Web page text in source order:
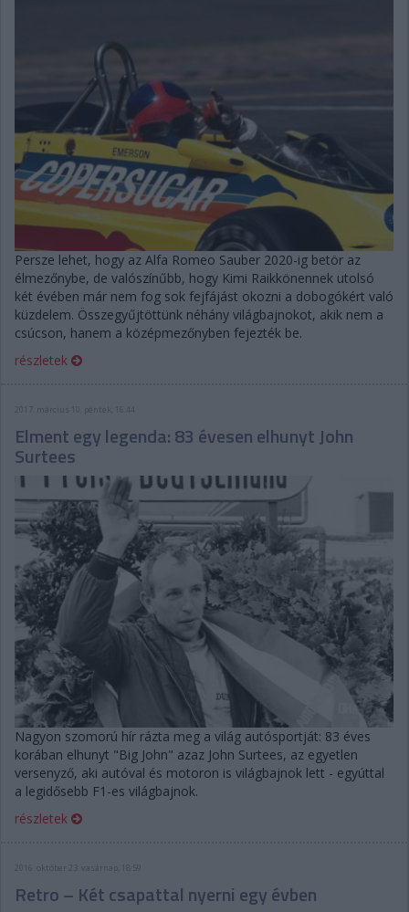
Persze lehet, hogy az Alfa Romeo Sauber 2020-ig betör az
élmezőnybe, de valószínűbb, hogy Kimi Raikkönennek utolsó
két évében már nem fog sok fejfájást okozni a dobogókért való
küzdelem. Összegyűjtöttünk néhány világbajnokot, akik nem a
csúcson, hanem a középmezőnyben fejezték be.
részletek
2017. március 10. péntek, 16:44
Elment egy legenda: 83 évesen elhunyt John
Surtees
Nagyon szomorú hír rázta meg a világ autósportját: 83 éves
korában elhunyt "Big John" azaz John Surtees, az egyetlen
versenyző, aki autóval és motoron is világbajnok lett - egyúttal
a legidősebb F1-es világbajnok.
részletek
2016. október 23. vasárnap, 18:59
Retro – Két csapattal nyerni egy évben